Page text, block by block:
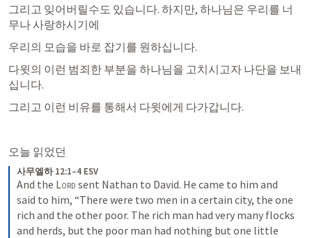
그리고 잊어버릴수도 있습니다. 하지만, 하나님은 우리를 너
무나 사랑하시기에
우리의 모습을 바로 잡기를 원하십니다.
다윗의 이런 범죄한 부분을 하나님을 고치시고자 나단을 보내
십니다.
그리고 이런 비유를 통해서 다윗에게 다가갑니다.
오늘 읽었던
사무엘하 12:1–4 ESV
And the Lord sent Nathan to David. He came to him and
said to him, “There were two men in a certain city, the one
rich and the other poor. The rich man had very many flocks
and herds, but the poor man had nothing but one little